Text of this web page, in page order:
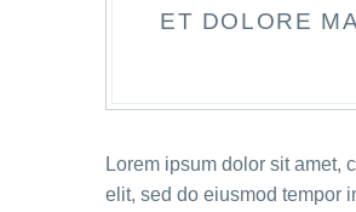
ET DOLORE
Lorem ipsum dolor sit amet,
elit, sed do eiusmod tempor